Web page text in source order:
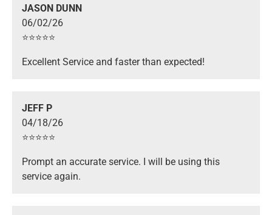
JASON DUNN
06/02/26
⭐️⭐️⭐️⭐️⭐️
Excellent Service and faster than expected!
JEFF P
04/18/26
⭐️⭐️⭐️⭐️⭐️
Prompt an accurate service. I will be using this
service again.